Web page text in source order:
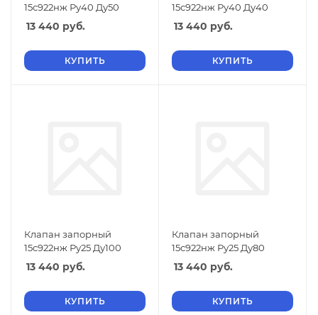
15с922нж Ру40 Ду50
13 440 руб.
КУПИТЬ
15с922нж Ру40 Ду40
13 440 руб.
КУПИТЬ
Клапан запорный
15с922нж Ру25 Ду100
13 440 руб.
КУПИТЬ
Клапан запорный
15с922нж Ру25 Ду80
13 440 руб.
КУПИТЬ